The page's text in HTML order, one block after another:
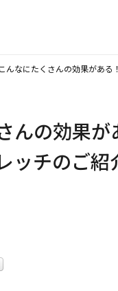
こんなにたくさんの効果がある
んの効果
ッチのご紹